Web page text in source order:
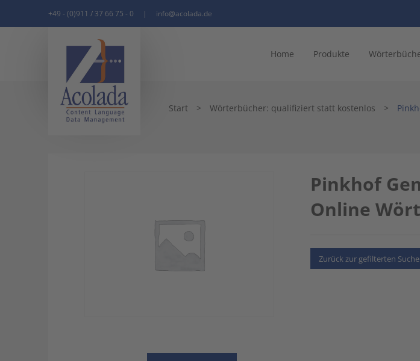
+49 - (0)911 / 37 66 75 - 0 | info@acolada.de
Home Produkte
Start > Wörterbücher: qualifiziert statt kostenlos >
Pinkhof
Online
Zurück zur gefilterten Suche